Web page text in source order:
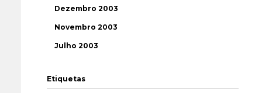
Dezembro 2003
Novembro 2003
Julho 2003
Etiquetas